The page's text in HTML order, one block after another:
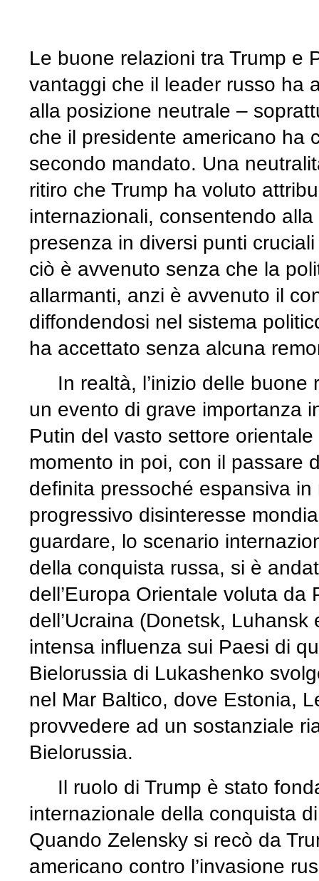
Le buone relazioni tra Trump e
vantaggi che il leader russo ha
alla posizione neutrale –
che il presidente americano ha
secondo mandato. Una
ritiro che Trump ha voluto
internazionali, consentendo
presenza in diversi punti
ciò è avvenuto senza che la
allarmanti, anzi è avvenuto il
diffondendosi nel sistema
ha accettato senza alcuna
In realtà, l’inizio delle buone
un evento di grave importanza
Putin del vasto settore
momento in poi, con il passare
definita pressoché espansiva
progressivo disinteresse
guardare, lo scenario
della conquista russa, si è
dell’Europa Orientale voluta
dell’Ucraina (Donetsk,
intensa influenza sui Paesi di
Bielorussia di Lukashenko
nel Mar Baltico, dove Estonia,
provvedere ad un sostanziale
Bielorussia.
Il ruolo di Trump è stato
internazionale della conquista
Quando Zelensky si recò da
americano contro l’invasione